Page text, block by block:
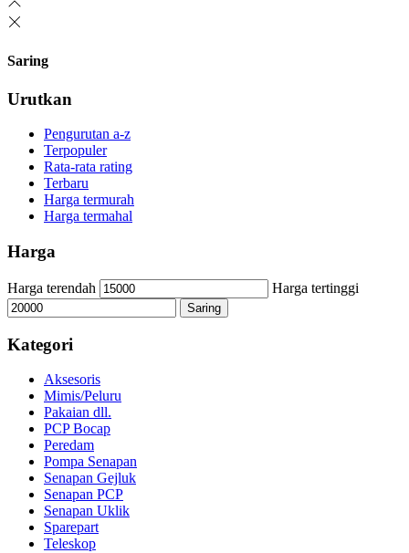
Saring
Urutkan
Pengurutan a-z
Terpopuler
Rata-rata rating
Terbaru
Harga termurah
Harga termahal
Harga
Harga terendah Harga tertinggi
Saring
Kategori
Aksesoris
Mimis/Peluru
Pakaian dll.
PCP Bocap
Peredam
Pompa Senapan
Senapan Gejluk
Senapan PCP
Senapan Uklik
Sparepart
Teleskop